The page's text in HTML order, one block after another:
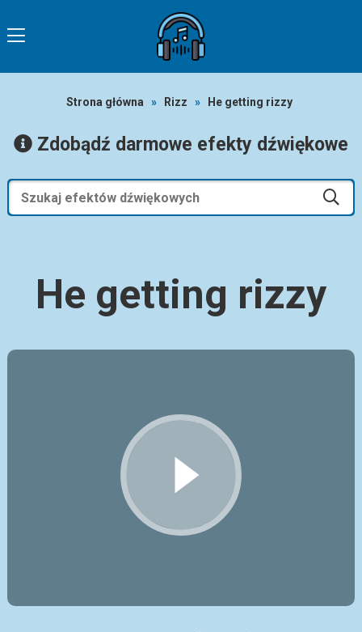
Strona główna » Rizz » He getting rizzy
Zdobądź darmowe efekty dźwiękowe
He getting rizzy